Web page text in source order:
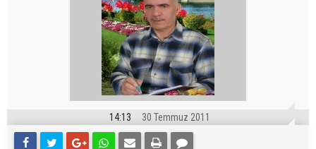
14:13 30 Temmuz 2011